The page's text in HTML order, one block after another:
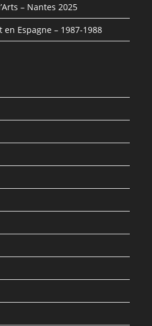
– Nantes 2025
Espagne – 1987-1988